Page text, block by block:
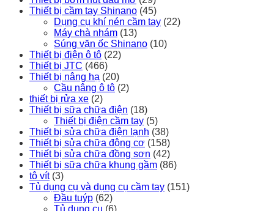
Thiết bị cầm tay Shinano (45)
Dụng cụ khí nén cầm tay (22)
Máy chà nhám (13)
Súng vặn ốc Shinano (10)
Thiết bị điện ô tô (22)
Thiết bị JTC (466)
Thiết bị nâng hạ (20)
Cầu nâng ô tô (2)
thiết bị rửa xe (2)
Thiết bị sữa chữa điện (18)
Thiết bị điện cầm tay (5)
Thiết bị sửa chữa điện lạnh (38)
Thiết bị sửa chữa động cơ (158)
Thiết bị sửa chữa đồng sơn (42)
Thiết bị sữa chữa khung gầm (86)
tô vít (3)
Tủ dụng cụ và dụng cụ cầm tay (151)
Đầu tuýp (62)
Tủ dụng cụ (6)